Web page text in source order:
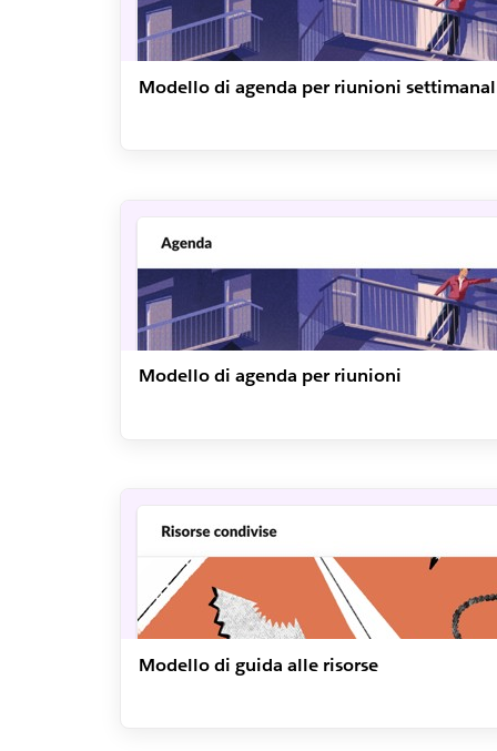
Modello di agenda per riunioni
Modello di agenda per riunioni
Modello di guida alle risorse